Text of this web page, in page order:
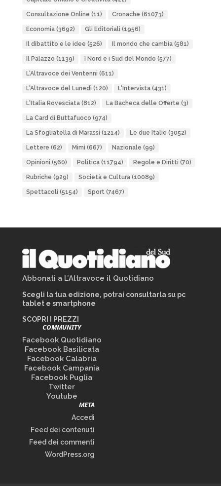
Consultazione Online (11) Cronache (61073)
Economia(3692) Gli Editoriali (1956)
Il dibattito e le idee (526) Il mondo che cambia(581)
Il Palazzo (1139) I Nord e i Sud del Mondo (577)
L'Altravoce dei Ventenni (611)
L'Altravoce del Lunedì (120) L'Intervista(431)
L'Italia Rovesciata(812) La Bacheca delle Offerte (3)
La Card di Buttafuoco (974)
La Sfogliatella di Marassi (1214) Le due Italie (3052)
Lettere (62) Mimì (667) Nazionale (99)
Opinioni (560) Politica(11794) Regole e Diritti (70)
Rubriche (929) Società e Cultura(10089)
Spettacoli (5154) Sport(7467)
Abbonati a L’Altravoce il Quotidiano
Scegli la tua edizione, potrai consultarla su pc
tablet e smartphone
SCOPRI I PREZZI
COMMUNITY
Facebook Quotidiano
Facebook Basilicata
Facebook Calabria
Facebook Campania
Facebook Puglia
Twitter
Youtube
META
Accedi
Feed dei contenuti
Feed dei commenti
WordPress.org